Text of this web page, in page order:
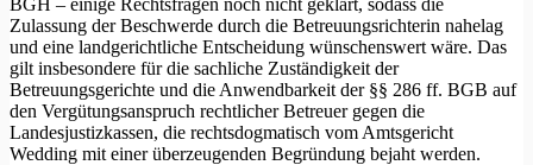
BGH – einige Rechtsfragen noch nicht geklärt, sodass die
Zulassung der Beschwerde durch die Betreuungsrichterin nahelag
und eine landgerichtliche Entscheidung wünschenswert wäre. Das
gilt insbesondere für die sachliche Zuständigkeit der
Betreuungsgerichte und die Anwendbarkeit der §§ 286 ff. BGB auf
den Vergütungsanspruch rechtlicher Betreuer gegen die
Landesjustizkassen, die rechtsdogmatisch vom Amtsgericht
Wedding mit einer überzeugenden Begründung bejaht werden.